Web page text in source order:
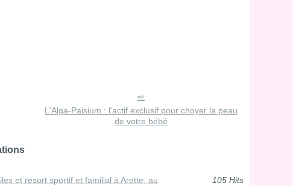
L'Alga-Paisium : l'actif exclusif pour choyer la peau
de votre bébé
et resort sportif et familial à Arette, au
105 Hits